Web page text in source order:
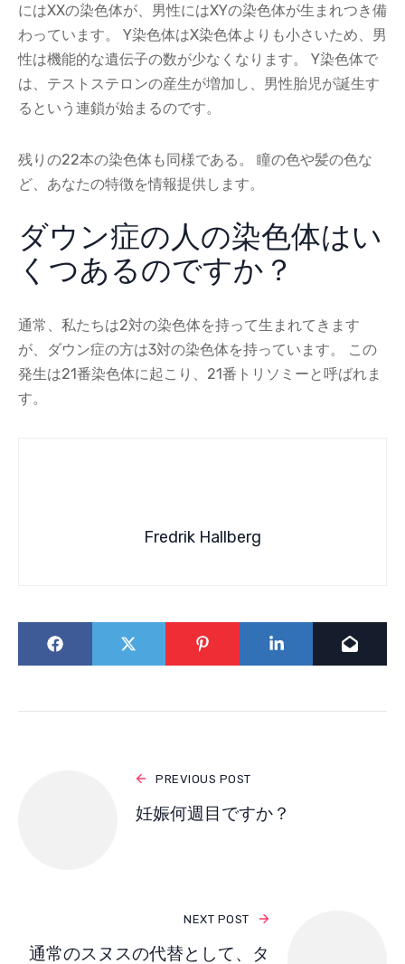
にはXXの染色体が、男性にはXYの染色体が生まれつき備
わっています。 Y染色体はX染色体よりも小さいため、男
性は機能的な遺伝子の数が少なくなります。 Y染色体で
は、テストステロンの産生が増加し、男性胎児が誕生す
るという連鎖が始まるのです。
残りの22本の染色体も同様である。 瞳の色や髪の色な
ど、あなたの特徴を情報提供します。
ダウン症の人の染色体はい
くつあるのですか？
通常、私たちは2対の染色体を持って生まれてきます
が、ダウン症の方は3対の染色体を持っています。 この
発生は21番染色体に起こり、21番トリソミーと呼ばれま
す。
Fredrik Hallberg
PREVIOUS POST
妊娠何週目ですか？
NEXT POST
通常のスヌスの代替として、タ